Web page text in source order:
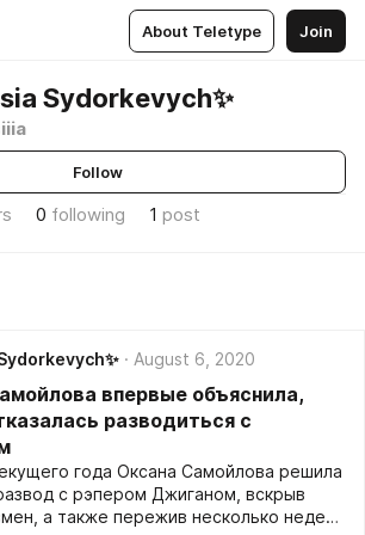
About Teletype Join
Sydorkevych✨
Follow
0 following 1 post
August 6, 2020
впервые объяснила,
разводиться с
года Оксана Самойлова решила
с рэпером Джиганом, вскрыв
а также пережив несколько недель